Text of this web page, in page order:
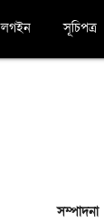
সূচিপত্র
লগইন
সম্পাদনা